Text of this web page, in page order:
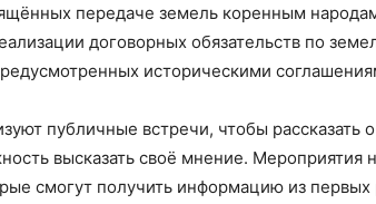
передаче земель коренным
договорных обязательств по
историческими
публичные встречи, чтобы рассказать
высказать своё мнение. Мероприятия
смогут получить информацию из первых